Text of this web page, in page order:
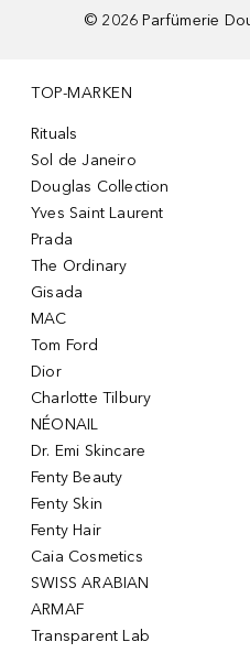
© 2026 Parfümerie
TOP-MARKEN
Rituals
Sol de Janeiro
Douglas Collection
Yves Saint Laurent
Prada
The Ordinary
Gisada
MAC
Tom Ford
Dior
Charlotte Tilbury
NÉONAIL
Dr. Emi Skincare
Fenty Beauty
Fenty Skin
Fenty Hair
Caia Cosmetics
SWISS ARABIAN
ARMAF
Transparent Lab